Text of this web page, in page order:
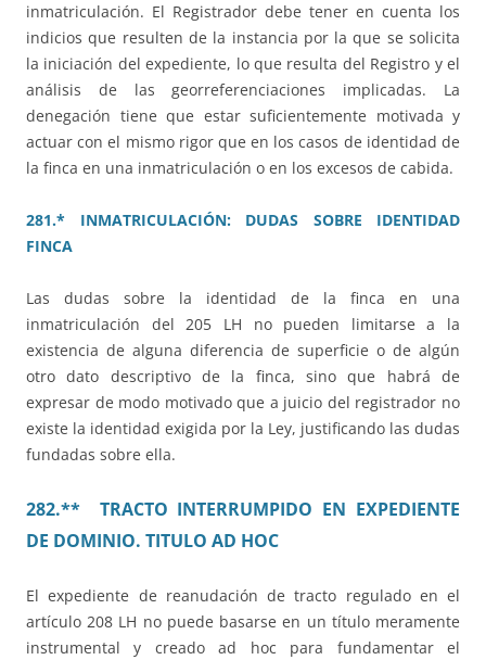
inmatriculación. El Registrador debe tener en cuenta los
indicios que resulten de la instancia por la que se solicita
la iniciación del expediente, lo que resulta del Registro y el
análisis de las georreferenciaciones implicadas. La
denegación tiene que estar suficientemente motivada y
actuar con el mismo rigor que en los casos de identidad de
la finca en una inmatriculación o en los excesos de cabida.
281.* INMATRICULACIÓN: DUDAS SOBRE IDENTIDAD
FINCA
Las dudas sobre la identidad de la finca en una
inmatriculación del 205 LH no pueden limitarse a la
existencia de alguna diferencia de superficie o de algún
otro dato descriptivo de la finca, sino que habrá de
expresar de modo motivado que a juicio del registrador no
existe la identidad exigida por la Ley, justificando las dudas
fundadas sobre ella.
282.** TRACTO INTERRUMPIDO EN EXPEDIENTE
DE DOMINIO. TITULO AD HOC
El expediente de reanudación de tracto regulado en el
artículo 208 LH no puede basarse en un título meramente
instrumental y creado ad hoc para fundamentar el